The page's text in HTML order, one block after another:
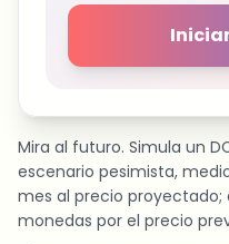
Mira al futuro. Simula un
escenario pesimista,
mes al precio proyectado;
monedas por el precio